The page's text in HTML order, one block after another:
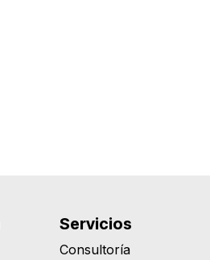
Servicios
Consultoría